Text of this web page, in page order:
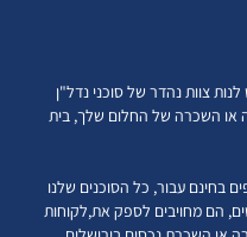
צוות נהדר של סוכני נדל"ן
או השכרה של החלום שלך, בית
בחינם עבור, כל הסוכנים שלנו
הם מחויבים לספק את,לקוחות